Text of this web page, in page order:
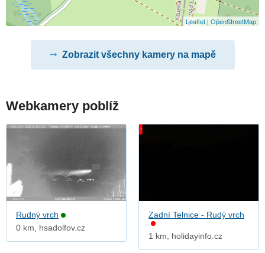
Leaflet | OpenStreetMap
Zobrazit všechny kamery na mapě
Webkamery poblíž
Rudný vrch
0 km, hsadolfov.cz
Zadní Telnice - Rudý vrch
1 km, holidayinfo.cz